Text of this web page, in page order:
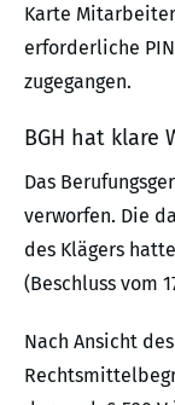
Karte
erforderliche
zugegangen.
BGH hat klare
Das
verworfen. Die
des Klägers
(Beschluss vom
Nach Ansicht